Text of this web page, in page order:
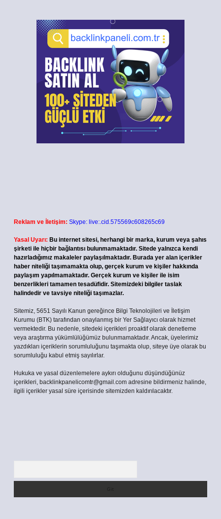
Reklam ve İletişim: Skype: live:.cid.575569c608265c69
Yasal Uyarı: Bu internet sitesi, herhangi bir marka, kurum veya şahıs
şirketi ile hiçbir bağlantısı bulunmamaktadır. Sitede yalnızca kendi
hazırladığımız makaleler paylaşılmaktadır. Burada yer alan içerikler
haber niteliği taşımamakta olup, gerçek kurum ve kişiler hakkında
paylaşım yapılmamaktadır. Gerçek kurum ve kişiler ile isim
benzerlikleri tamamen tesadüfidir. Sitemizdeki bilgiler taslak
halindedir ve tavsiye niteliği taşımazlar.
Sitemiz, 5651 Sayılı Kanun gereğince Bilgi Teknolojileri ve İletişim
Kurumu (BTK) tarafından onaylanmış bir Yer Sağlayıcı olarak hizmet
vermektedir. Bu nedenle, sitedeki içerikleri proaktif olarak denetleme
veya araştırma yükümlülüğümüz bulunmamaktadır. Ancak, üyelerimiz
yazdıkları içeriklerin sorumluluğunu taşımakta olup, siteye üye olarak bu
sorumluluğu kabul etmiş sayılırlar.
Hukuka ve yasal düzenlemelere aykırı olduğunu düşündüğünüz
içerikleri, backlinkpanelicomtr@gmail.com adresine bildirmeniz halinde,
ilgili içerikler yasal süre içerisinde sitemizden kaldırılacaktır.